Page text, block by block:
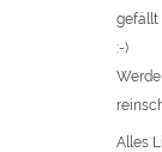
gefällt
:-)
Alles